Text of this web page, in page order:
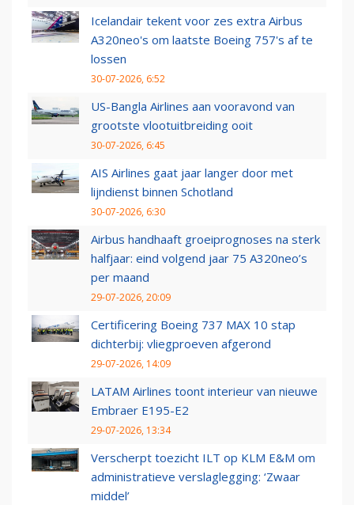
Icelandair tekent voor zes extra Airbus
A320neo's om laatste Boeing 757's af te
lossen
30-07-2026, 6:52
US-Bangla Airlines aan vooravond van
grootste vlootuitbreiding ooit
30-07-2026, 6:45
AIS Airlines gaat jaar langer door met
lijndienst binnen Schotland
30-07-2026, 6:30
Airbus handhaaft groeiprognoses na sterk
halfjaar: eind volgend jaar 75 A320neo’s
per maand
29-07-2026, 20:09
Certificering Boeing 737 MAX 10 stap
dichterbij: vliegproeven afgerond
29-07-2026, 14:09
LATAM Airlines toont interieur van nieuwe
Embraer E195-E2
29-07-2026, 13:34
Verscherpt toezicht ILT op KLM E&M om
administratieve verslaglegging: ‘Zwaar
middel’